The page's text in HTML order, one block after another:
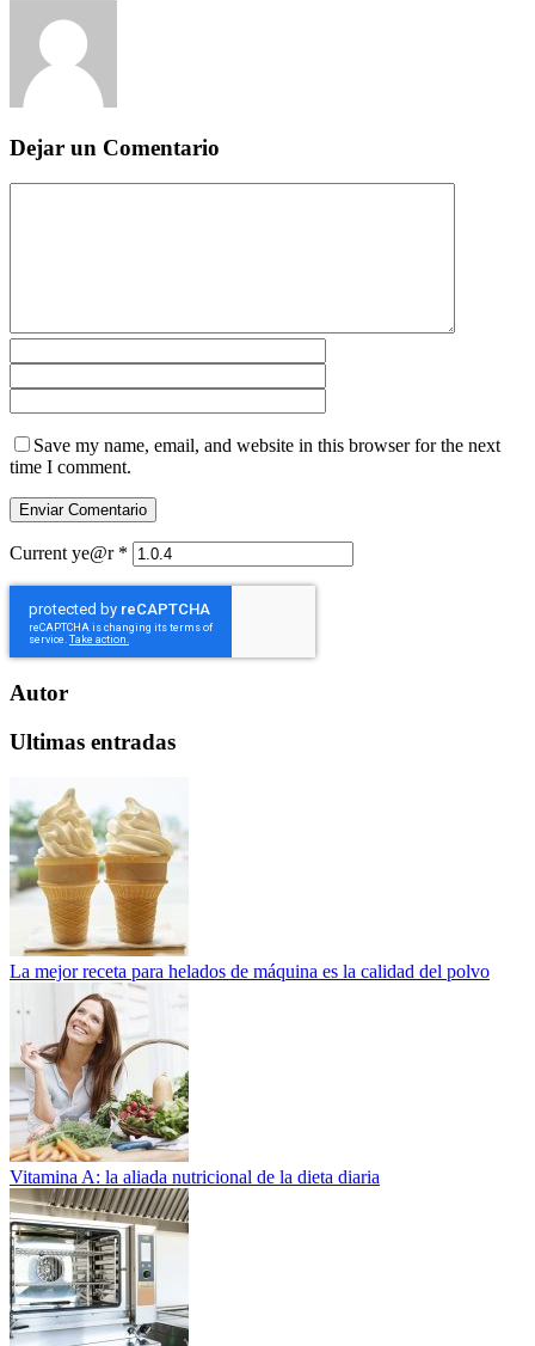
Dejar un Comentario
Save my name, email, and website in this browser for the next
time I comment.
Current ye@r *
Autor
Ultimas entradas
La mejor receta para helados de máquina es la calidad del polvo
Vitamina A: la aliada nutricional de la dieta diaria